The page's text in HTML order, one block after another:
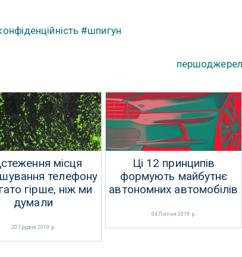
#шпигун
місця
телефону
гірше, ніж ми
думали
20 Грудня 2019 р.
Ці 12 принципів
формують майбутнє
автономних автомобілів
04 Липня 2019 р.